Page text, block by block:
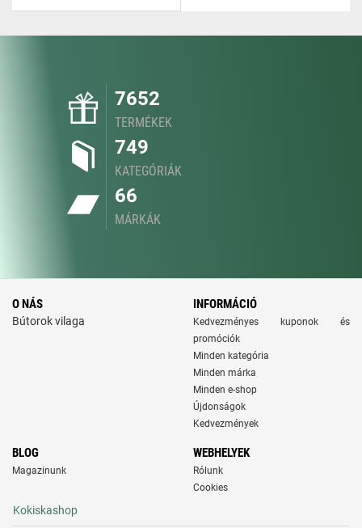
7652
TERMÉKEK
749
KATEGÓRIÁK
66
MÁRKÁK
O NÁS
Bútorok vilaga
INFORMÁCIÓ
Kedvezményes kuponok és
promóciók
Minden kategória
Minden márka
Minden e-shop
Újdonságok
Kedvezmények
BLOG
Magazinunk
WEBHELYEK
Rólunk
Cookies
Kokiskashop